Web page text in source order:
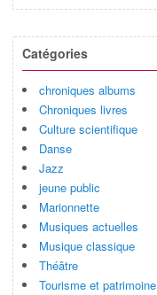
Catégories
chroniques albums
Chroniques livres
Culture scientifique
Danse
Jazz
jeune public
Marionnette
Musiques actuelles
Musique classique
Théâtre
Tourisme et patrimoine